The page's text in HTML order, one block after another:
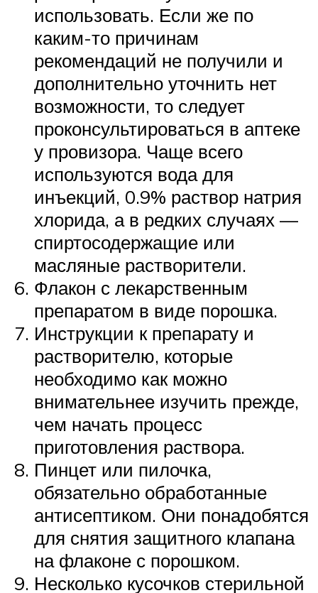
использовать. Если же по
каким-то причинам
рекомендаций не получили и
дополнительно уточнить нет
возможности, то следует
проконсультироваться в аптеке
у провизора. Чаще всего
используются вода для
инъекций, 0.9% раствор натрия
хлорида, а в редких случаях —
спиртосодержащие или
масляные растворители.
Флакон с лекарственным
препаратом в виде порошка.
Инструкции к препарату и
растворителю, которые
необходимо как можно
внимательнее изучить прежде,
чем начать процесс
приготовления раствора.
Пинцет или пилочка,
обязательно обработанные
антисептиком. Они понадобятся
для снятия защитного клапана
на флаконе с порошком.
Несколько кусочков стерильной